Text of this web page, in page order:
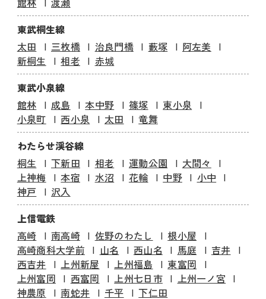
東武桐生線
太田
三枚橋 治良門橋 藪塚
阿左美
新桐生
相老
赤城
東武小泉線
館林
成島 本中野 篠塚
東小泉
小泉町
西小泉 太田
竜舞
わたらせ渓谷線
桐生
下新田 相老 運動公園
大間々
上神梅
本宿 水沼 花輪 中野
小中
神戸
沢入
上信電鉄
高崎
南高崎 佐野のわたし
根小屋
高崎商科大学前
山名 西山名 馬庭
吉井
西吉井
上州新屋 上州福島
東富岡
上州富岡
西富岡 上州七日市
上州一ノ宮
神農原
南蛇井 千平 下仁田